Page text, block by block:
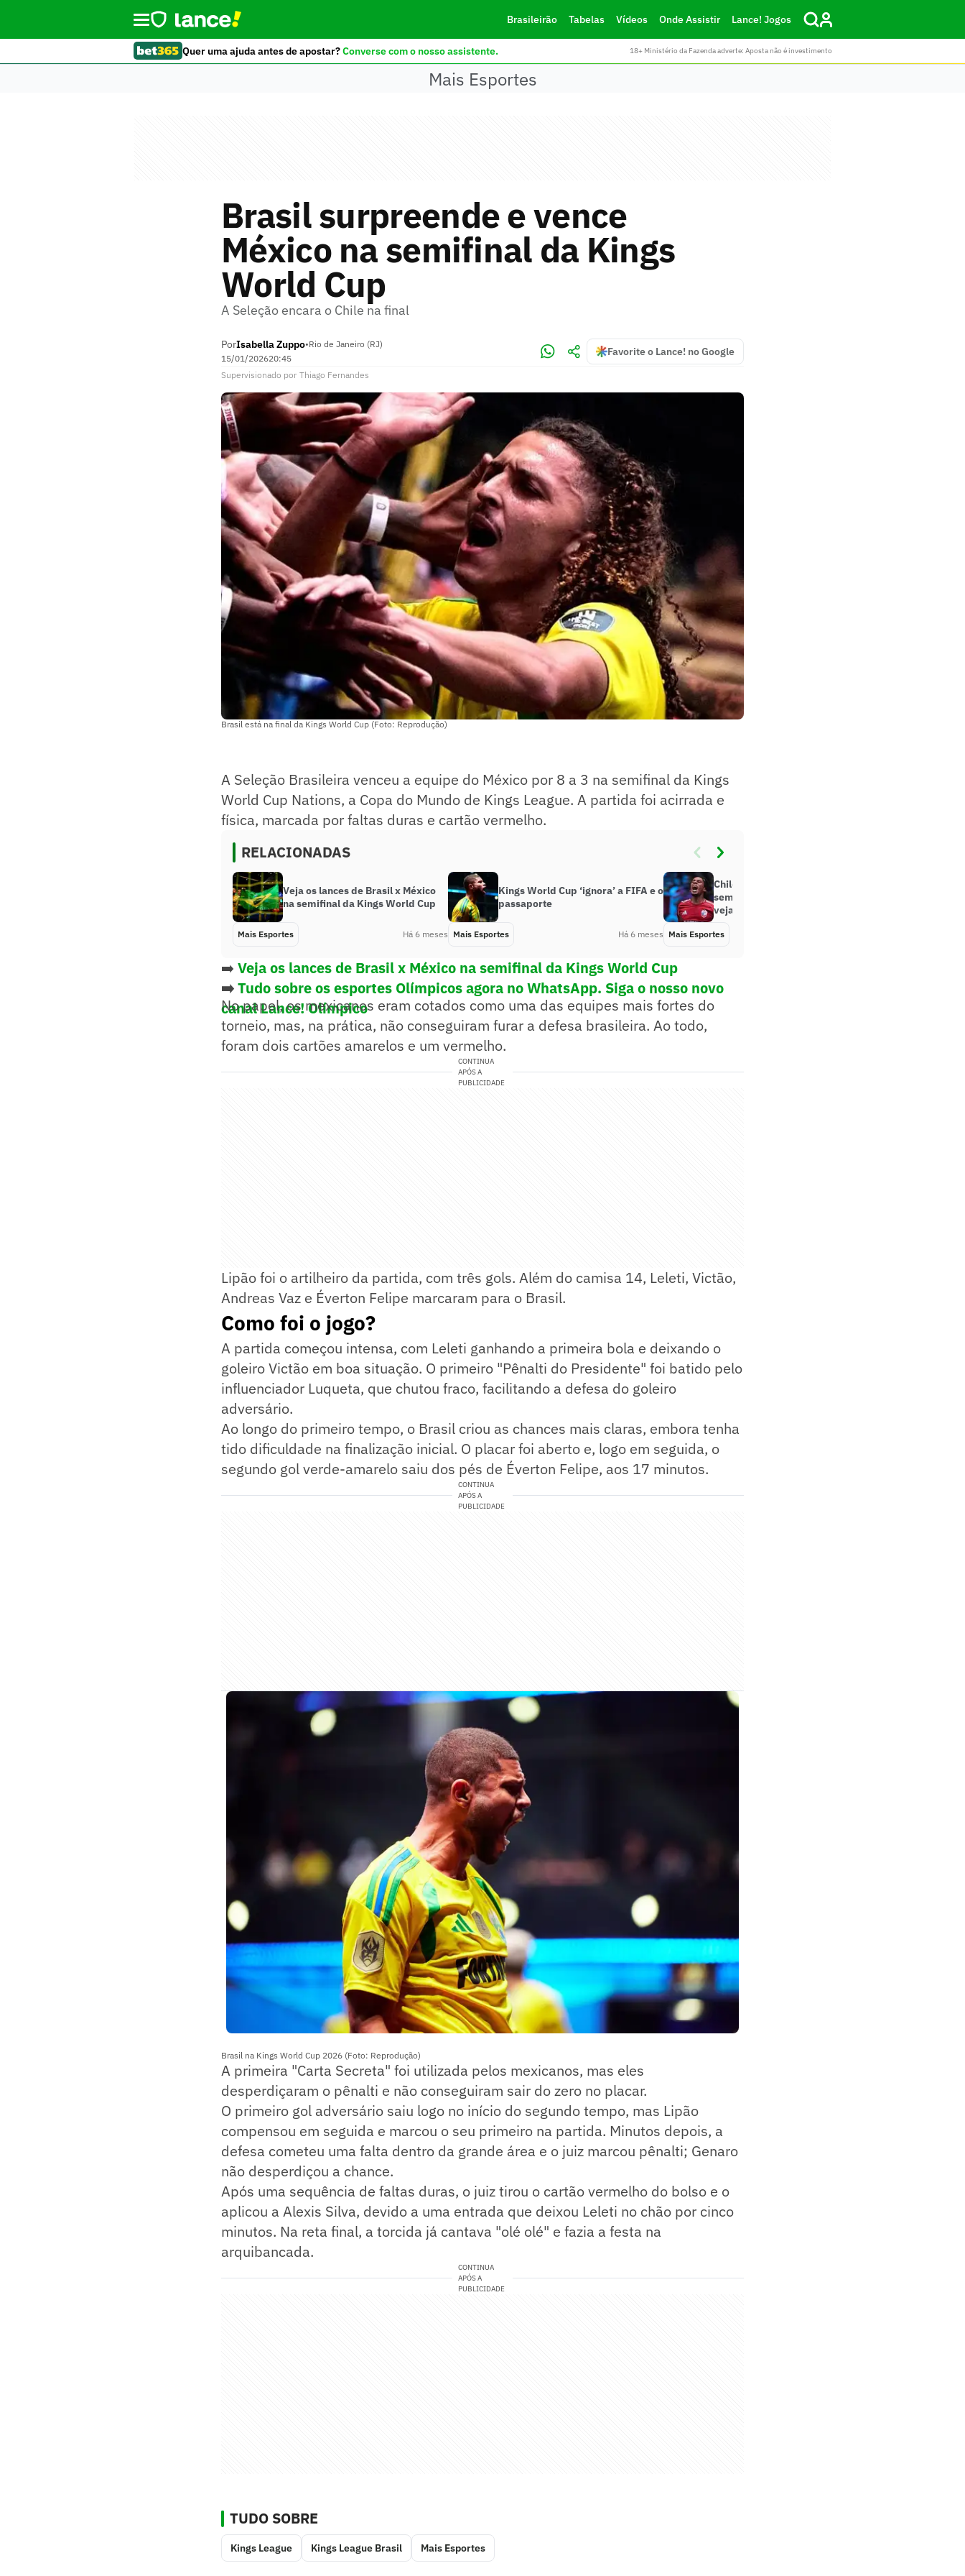
Brasileirão Tabelas Vídeos Onde Assistir Lance! Jogos
Quer uma ajuda antes de apostar?Converse com o nosso assistente. 18+ Ministério da Fazenda adverte: Aposta não é investimento
Mais Esportes
Brasil surpreende e vence
México na semifinal da Kings
World Cup
A Seleção encara o Chile na final
PorIsabella Zuppo•Rio de Janeiro (RJ)
15/01/202620:45
Favorite o Lance! no Google
Supervisionado por Thiago Fernandes
Brasil está na final da Kings World Cup (Foto: Reprodução)
A Seleção Brasileira venceu a equipe do México por 8 a 3 na semifinal da Kings
World Cup Nations, a Copa do Mundo de Kings League. A partida foi acirrada e
física, marcada por faltas duras e cartão vermelho.
RELACIONADAS
Veja os lances de Brasil x México
na semifinal da Kings World Cup
Mais Esportes Há 6 meses
Kings World Cup ‘ignora’ a FIFA e o
passaporte
Mais Esportes Há 6 meses
Chile e Espanha avançam às
semifinais da Kings World Cup;
veja resultados
Mais Esportes
➡️ Veja os lances de Brasil x México na semifinal da Kings World Cup
➡️Tudo sobre os esportes Olímpicos agora no WhatsApp. Siga o nosso novo
canal Lance! Olímpico
No papel, os mexicanos eram cotados como uma das equipes mais fortes do
torneio, mas, na prática, não conseguiram furar a defesa brasileira. Ao todo,
foram dois cartões amarelos e um vermelho.
CONTINUA
APÓS A
PUBLICIDADE
Lipão foi o artilheiro da partida, com três gols. Além do camisa 14, Leleti, Victão,
Andreas Vaz e Éverton Felipe marcaram para o Brasil.
Como foi o jogo?
A partida começou intensa, com Leleti ganhando a primeira bola e deixando o
goleiro Victão em boa situação. O primeiro "Pênalti do Presidente" foi batido pelo
influenciador Luqueta, que chutou fraco, facilitando a defesa do goleiro
adversário.
Ao longo do primeiro tempo, o Brasil criou as chances mais claras, embora tenha
tido dificuldade na finalização inicial. O placar foi aberto e, logo em seguida, o
segundo gol verde-amarelo saiu dos pés de Éverton Felipe, aos 17 minutos.
CONTINUA
APÓS A
PUBLICIDADE
Brasil na Kings World Cup 2026 (Foto: Reprodução)
A primeira "Carta Secreta" foi utilizada pelos mexicanos, mas eles
desperdiçaram o pênalti e não conseguiram sair do zero no placar.
O primeiro gol adversário saiu logo no início do segundo tempo, mas Lipão
compensou em seguida e marcou o seu primeiro na partida. Minutos depois, a
defesa cometeu uma falta dentro da grande área e o juiz marcou pênalti; Genaro
não desperdiçou a chance.
Após uma sequência de faltas duras, o juiz tirou o cartão vermelho do bolso e o
aplicou a Alexis Silva, devido a uma entrada que deixou Leleti no chão por cinco
minutos. Na reta final, a torcida já cantava "olé olé" e fazia a festa na
arquibancada.
CONTINUA
APÓS A
PUBLICIDADE
TUDO SOBRE
Kings League Kings League Brasil Mais Esportes